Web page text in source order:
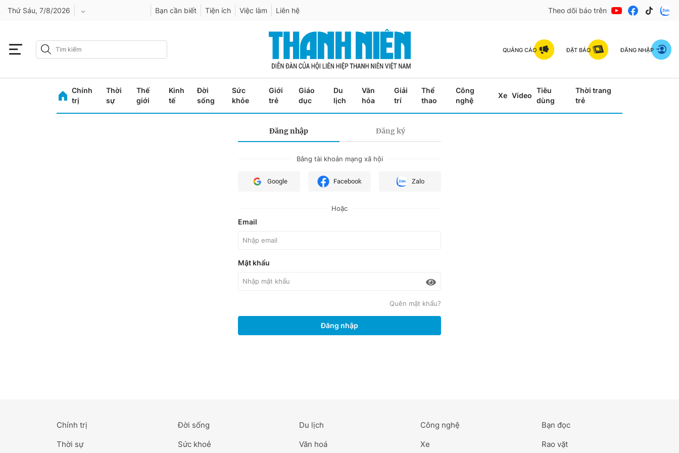
Thứ Sáu, 7/8/2026
Bình Phước
Đắk Lắk
Bạn cần biết Tiện ích Việc làm Liên hệ Theo dõi báo trên
QUẢNG CÁO ĐẶT BÁO ĐĂNG NHẬP
Chính
trị
Thời
sự
Thế
giới
Kinh
tế
Đời
sống
Sức
khỏe
Giới
trẻ
Giáo
dục
Du
lịch
Văn
hóa
Giải
trí
Thể
thao
Công
nghệ
Xe Video
Tiêu
dùng
Thời trang
trẻ
Đăng nhập Đăng ký
Bằng tài khoản mạng xã hội
Google Facebook Zalo
Hoặc
Email
Mật khẩu
Quên mật khẩu?
Đăng nhập
Chính trị
Thời sự
Đời sống
Sức khoẻ
Du lịch
Văn hoá
Công nghệ
Xe
Bạn đọc
Rao vặt